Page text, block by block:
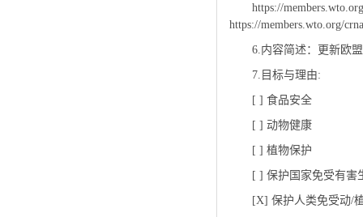
https://
https://members.wto.org/
6.内容简述：更新欧
7.目标与理由:
[ ] 食品安全
[ ] 动物健康
[ ] 植物保护
[ ] 保护国家免受有害
[X] 保护人类免受动/